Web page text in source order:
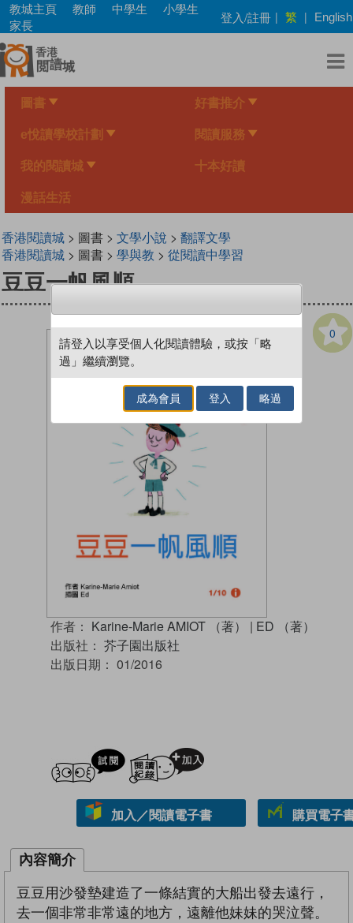
Skip
main
content
教城主頁 教師 中學生
小學生
家長
登入/註冊 | 繁 | English
圖書 好書推介
e悅讀學校計劃 閱讀服務
我的閱讀城 十本好讀
漫話生活
香港閱讀城> 圖書 > 文學小說 > 翻譯文學
香港閱讀城> 圖書 > 學與教 > 從閱讀中學習
豆豆一帆風順
0
作者： Karine-Marie AMIOT （著） | ED （著）
出版社： 芥子園出版社
出版日期： 01/2016
試閲
加入／閱讀電子書 購買電子
內容簡介
豆豆用沙發墊建造了一條結實的大船出發去遠行，
去一個非常非常遠的地方，遠離他妹妹的哭泣聲。
請登入以享受個人化閱讀體驗，或按「略
過」繼續瀏覽。
成為會員 登入 略過